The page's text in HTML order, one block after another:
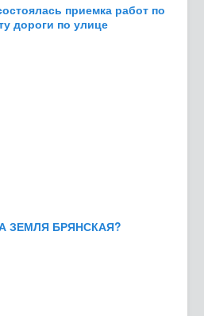
приемка работ по
дороги по улице
ЗЕМЛЯ БРЯНСКАЯ?